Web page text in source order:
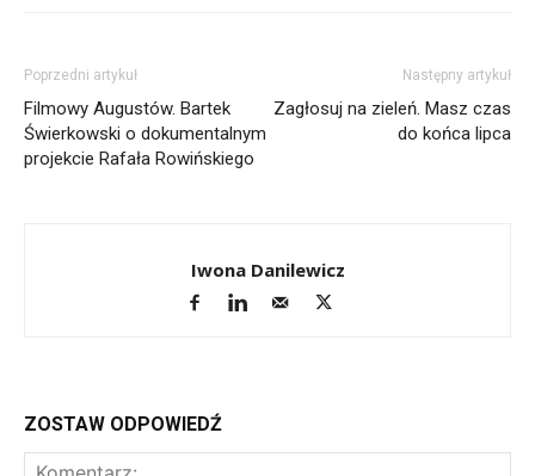
Poprzedni artykuł
Filmowy Augustów. Bartek
Świerkowski o dokumentalnym
projekcie Rafała Rowińskiego
Następny artykuł
Zagłosuj na zieleń. Masz czas
do końca lipca
Iwona Danilewicz
ZOSTAW ODPOWIEDŹ